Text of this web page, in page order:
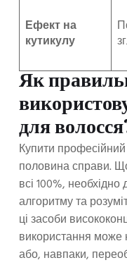
Ефект на
кутикулу
Як
для
Купити
половина справи.
всі 100%,
алгоритму та
ці засоби
використання може
або, навпаки,